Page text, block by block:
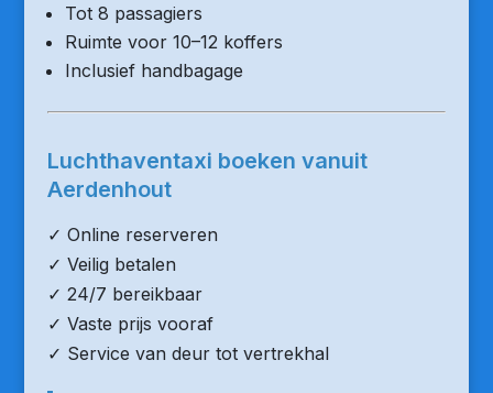
Tot 8 passagiers
Ruimte voor 10–12 koffers
Inclusief handbagage
Luchthaventaxi boeken vanuit
Aerdenhout
✓ Online reserveren
✓ Veilig betalen
✓ 24/7 bereikbaar
✓ Vaste prijs vooraf
✓ Service van deur tot vertrekhal